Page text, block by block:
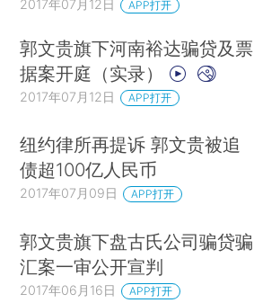
2017年07月12日 APP打开
郭文贵旗下河南裕达骗贷及票
据案开庭（实录）
2017年07月12日 APP打开
纽约律所再提诉 郭文贵被追
债超100亿人民币
2017年07月09日 APP打开
郭文贵旗下盘古氏公司骗贷骗
汇案一审公开宣判
2017年06月16日 APP打开